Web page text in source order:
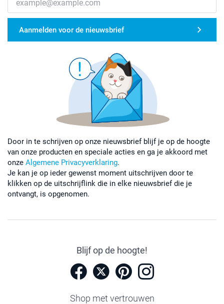
Aanmelden voor de nieuwsbrief
Door in te schrijven op onze nieuwsbrief blijf je op de hoogte
van onze producten en speciale acties en ga je akkoord met
onze Algemene Privacyverklaring.
Je kan je op ieder gewenst moment uitschrijven door te
klikken op de uitschrijflink die in elke nieuwsbrief die je
ontvangt, is opgenomen.
Blijf op de hoogte!
Shop met vertrouwen